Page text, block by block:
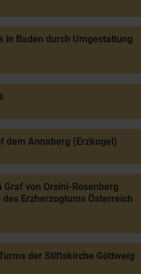
in Baden durch Umgestaltung
dem Annaberg (Erzkogel)
von Orsini-Rosenberg
Erzherzogtums Österreich
der Stiftskirche Göttweig